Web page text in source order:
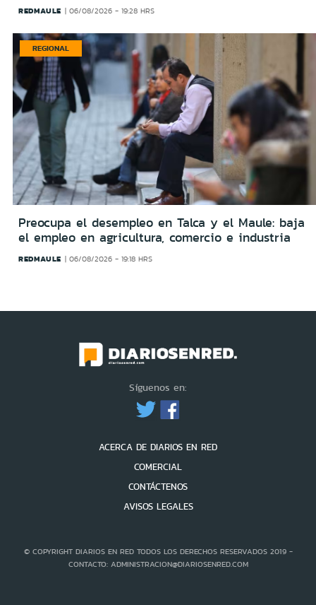
REDMAULE 06/08/2026 - 19:28 HRS
REGIONAL
Preocupa el desempleo en Talca y el Maule: baja
el empleo en agricultura, comercio e industria
REDMAULE 06/08/2026 - 19:18 HRS
Síguenos en:
ACERCA DE DIARIOS EN RED
COMERCIAL
CONTÁCTENOS
AVISOS LEGALES
© COPYRIGHT DIARIOS EN RED TODOS LOS DERECHOS RESERVADOS 2019 -
CONTACTO: ADMINISTRACION@DIARIOSENRED.COM